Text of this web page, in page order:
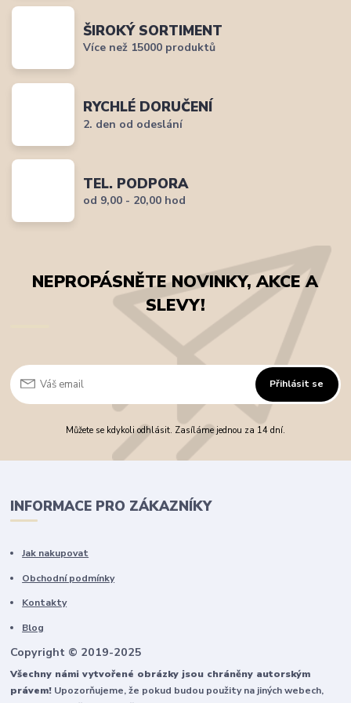
ŠIROKÝ SORTIMENT
Více než 15000 produktů
RYCHLÉ DORUČENÍ
2. den od odeslání
TEL. PODPORA
od 9,00 - 20,00 hod
NEPROPÁSNĚTE NOVINKY, AKCE A
SLEVY!
Přihlásit se
Můžete se kdykoli odhlásit. Zasíláme jednou za 14 dní.
INFORMACE PRO ZÁKAZNÍKY
Jak nakupovat
Obchodní podmínky
Kontakty
Blog
Copyright © 2019-2025
Všechny námi vytvořené obrázky jsou chráněny autorským
právem! Upozorňujeme, že pokud budou použity na jiných webech,